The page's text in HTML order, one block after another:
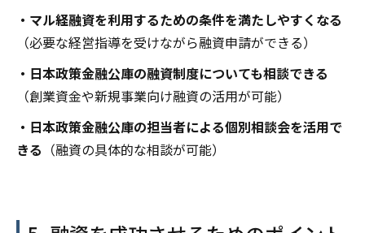
・マル経融資を利用するための条件を満たしやすくなる
（必要な経営指導を受けながら融資申請ができる）
・日本政策金融公庫の融資制度についても相談できる
（創業資金や新規事業向け融資の活用が可能）
・日本政策金融公庫の担当者による個別相談会を活用で
きる （融資の具体的な相談が可能）